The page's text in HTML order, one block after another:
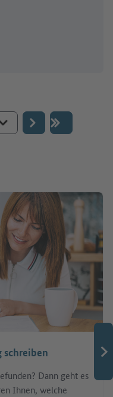
schreiben
Dann geht es
Ihnen, welche